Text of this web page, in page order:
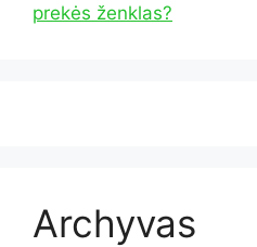
prekės ženklas?
Archyvas